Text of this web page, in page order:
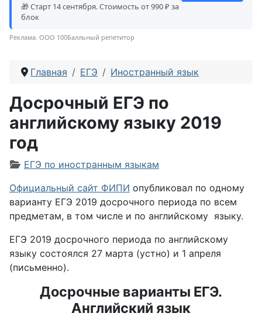
🎁 Старт 14 сентября. Стоимость от 990 ₽ за
блок
Реклама. ООО 100Балльный репетитор
Главная ЕГЭ Иностранный язык
Досрочный ЕГЭ по
английскому языку 2019
год
Информация о материале
ЕГЭ по иностранным языкам
Официальный сайт ФИПИ опубликовал по одному
варианту ЕГЭ 2019 досрочного периода по всем
предметам, в том числе и по английскому языку.
ЕГЭ 2019 досрочного периода по английскому
языку состоялся 27 марта (устно) и 1 апреля
(письменно).
Досрочные варианты ЕГЭ.
Английский язык